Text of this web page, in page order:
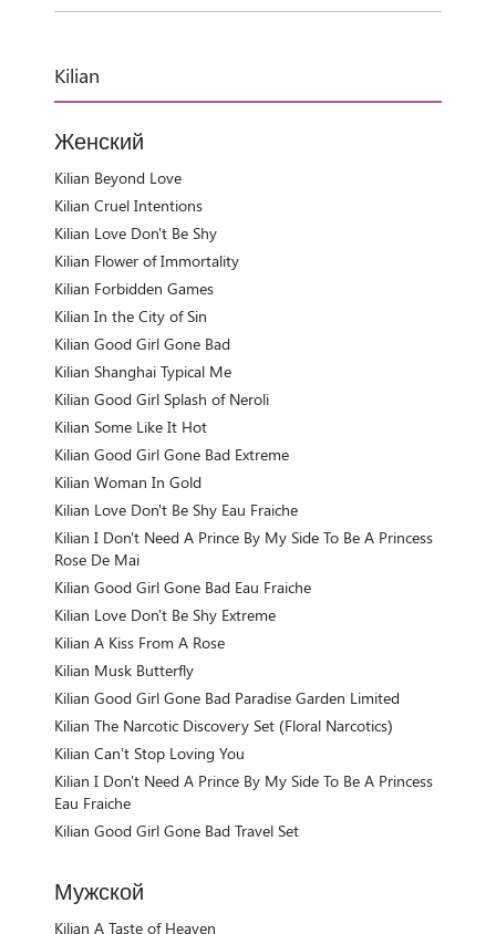
Kilian
Женский
Kilian Beyond Love
Kilian Cruel Intentions
Kilian Love Don't Be Shy
Kilian Flower of Immortality
Kilian Forbidden Games
Kilian In the City of Sin
Kilian Good Girl Gone Bad
Kilian Shanghai Typical Me
Kilian Good Girl Splash of Neroli
Kilian Some Like It Hot
Kilian Good Girl Gone Bad Extreme
Kilian Woman In Gold
Kilian Love Don't Be Shy Eau Fraiche
Kilian I Don't Need A Prince By My Side To Be A Princess
Rose De Mai
Kilian Good Girl Gone Bad Eau Fraiche
Kilian Love Don't Be Shy Extreme
Kilian A Kiss From A Rose
Kilian Musk Butterfly
Kilian Good Girl Gone Bad Paradise Garden Limited
Kilian The Narcotic Discovery Set (Floral Narcotics)
Kilian Can’t Stop Loving You
Kilian I Don't Need A Prince By My Side To Be A Princess
Eau Fraiche
Kilian Good Girl Gone Bad Travel Set
Мужской
Kilian A Taste of Heaven